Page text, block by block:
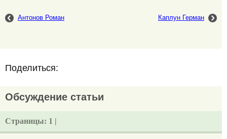
Антонов Роман Каплун Герман
Поделиться:
Обсуждение статьи
Страницы: 1 |